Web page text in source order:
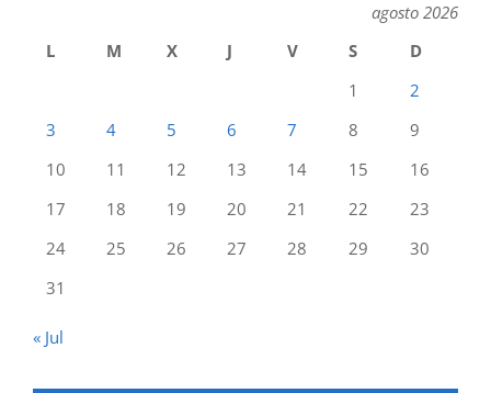
agosto 2026
L
M X J V S
D
1
2
3
4 5 6 7 8
9
10
11 12 13 14 15
16
17
18 19 20 21 22
23
24
25 26 27 28 29
30
31
« Jul